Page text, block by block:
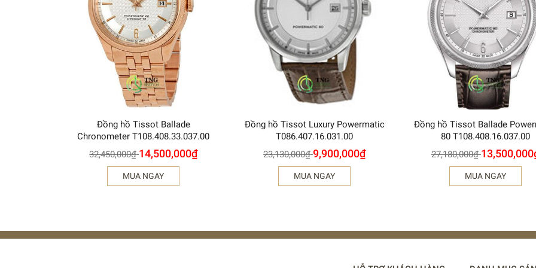
Đồng hồ Tissot Ballade
Chronometer T108.408.33.037.00
32,450,000₫ 14,500,000₫
MUA NGAY
Đồng hồ Tissot Luxury Powermatic
T086.407.16.031.00
23,130,000₫ 9,900,000₫
MUA NGAY
Đồng hồ Tissot Ballade
80 T108.408.16.037.00
27,180,000₫ 13,500,000
MUA NGAY